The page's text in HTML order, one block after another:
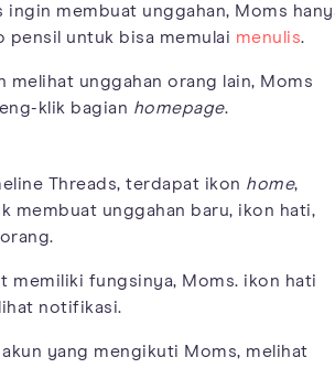
ingin membuat unggahan, Moms
pensil untuk bisa memulai menulis.
melihat unggahan orang lain, Moms
klik bagian homepage.
Threads, terdapat ikon home,
membuat unggahan baru, ikon hati,
memiliki fungsinya, Moms. ikon hati
notifikasi.
yang mengikuti Moms, melihat